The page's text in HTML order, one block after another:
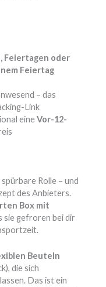
Feiertagen oder
Feiertag
– das
Link
eineVor-12-
spürbare Rolle – und
des Anbieters.
Box mit
sie gefroren bei dir
Beuteln
die sich
Das ist ein